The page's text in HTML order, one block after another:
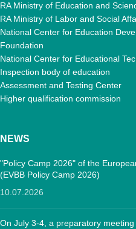
RA Ministry of Education and
RA Ministry of Labor and Social
National Center for Education
Foundation
National Center for Educational
Inspection body of education
Assessment and Testing Center
Higher qualification commission
NEWS
"Policy Camp 2026" of the
(EVBB Policy Camp 2026)
10.07.2026
On July 3-4, a preparatory